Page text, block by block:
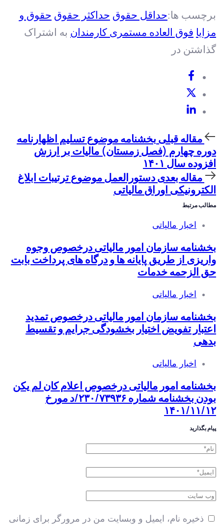
برچسب ها:حداقل حقوق حداکثر حقوق حقوق و
مزایا فوق العاده مستمری کارمندان به اشتراک
گذاشتن در
مقاله
قبلی
مقاله قبلی بخشنامه موضوع تسلیم اظهارنامه
دوره چهارم (فصل زمستان) مالیات بر ارزش
افزوده سال ۱۴۰۱
مقاله
بعدی
مقاله بعدیدستورالعمل موضوع ترتیبات ابلاغ
الکترونیکی اوراق مالیاتی
مطالب مرتبط
اخبار مالیاتی
بخشنامه سازمان امور مالیاتی درخصوص وجوه
واریزی از طریق پایانه ها و درگاه های پرداخت بابت
حق الزحمه خدمات
اخبار مالیاتی
بخشنامه سازمان امور مالیاتی درخصوص تمدید
اعتبار تفویض اختیار بخشودگی جرایم و تقسیط
بدهی
اخبار مالیاتی
بخشنامه امور مالیاتی درخصوص اعلام كان لم یكن
بودن بخشنامه شماره ۲۳۰/۷۳۹۳۶/د مورخ
۱۴۰۱/۱۱/۱۲
پیام بگذارید
ذخیره نام، ایمیل و وبسایت من در مرورگر برای زمانی